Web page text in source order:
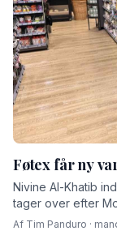
Føtex får ny
Nivine Al-Khatib
tager over efter
Af Tim Panduro ·